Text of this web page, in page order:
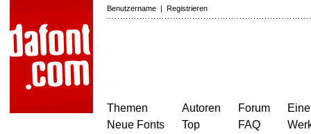
Benutzername | Registrieren
Themen
Neue Fonts
Autoren
Top
Forum
FAQ